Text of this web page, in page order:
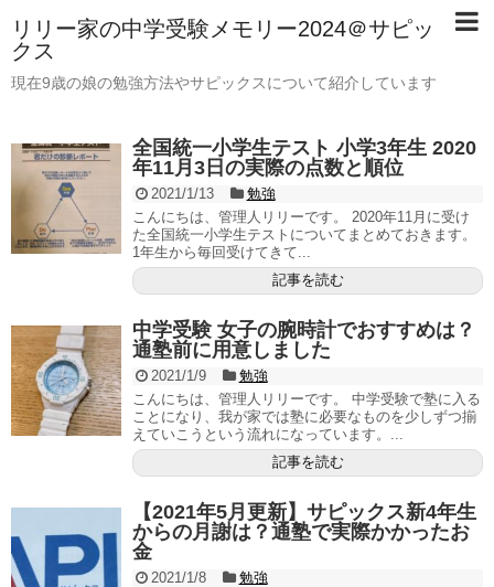
リリー家の中学受験メモリー2024＠サピッ
クス
現在9歳の娘の勉強方法やサピックスについて紹介しています
全国統一小学生テスト 小学3年生 2020
年11月3日の実際の点数と順位
2021/1/13
勉強
こんにちは、管理人リリーです。 2020年11月に受け
た全国統一小学生テストについてまとめておきます。
1年生から毎回受けてきて...
記事を読む
中学受験 女子の腕時計でおすすめは？
通塾前に用意しました
2021/1/9
勉強
こんにちは、管理人リリーです。 中学受験で塾に入る
ことになり、我が家では塾に必要なものを少しずつ揃
えていこうという流れになっています。...
記事を読む
【2021年5月更新】サピックス新4年生
からの月謝は？通塾で実際かかったお
金
2021/1/8
勉強